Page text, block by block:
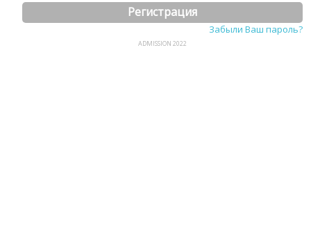
Регистрация
Забыли Ваш пароль?
ADMISSION 2022